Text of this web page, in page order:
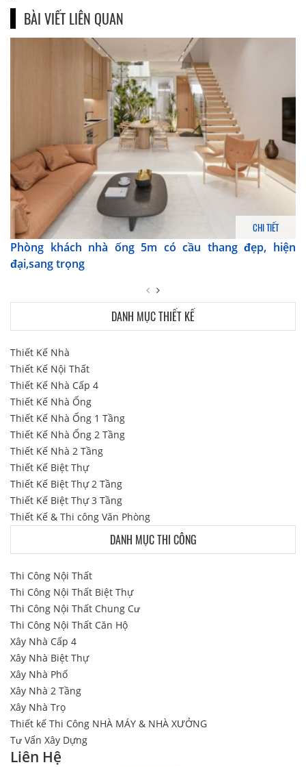
BÀI VIẾT LIÊN QUAN
CHI TIẾT
Phòng khách nhà ống 5m có cầu thang đẹp, hiện
đại,sang trọng
DANH MỤC THIẾT KẾ
Thiết Kế Nhà
Thiết Kế Nội Thất
Thiết Kế Nhà Cấp 4
Thiết Kế Nhà Ống
Thiết Kế Nhà Ống 1 Tầng
Thiết Kế Nhà Ống 2 Tầng
Thiết Kế Nhà 2 Tầng
Thiết Kế Biệt Thự
Thiết Kế Biệt Thự 2 Tầng
Thiết Kế Biệt Thự 3 Tầng
Thiết Kế & Thi công Văn Phòng
DANH MỤC THI CÔNG
Thi Công Nội Thất
Thi Công Nội Thất Biệt Thự
Thi Công Nội Thất Chung Cư
Thi Công Nội Thất Căn Hộ
Xây Nhà Cấp 4
Xây Nhà Biệt Thự
Xây Nhà Phố
Xây Nhà 2 Tầng
Xây Nhà Trọ
Thiết kế Thi Công NHÀ MÁY & NHÀ XƯỞNG
Tư Vấn Xây Dựng
Liên Hệ